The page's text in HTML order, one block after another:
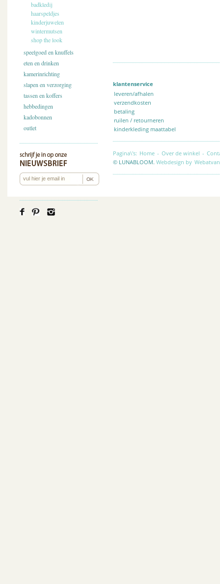
badkledij
haarspeldjes
kinderjuwelen
wintermutsen
shop the look
speelgoed en knuffels
eten en drinken
kamerinrichting
slapen en verzorging
tassen en koffers
hebbedingen
kadobonnen
outlet
klantenservice
leveren/afhalen
verzendkosten
betaling
ruilen / retourneren
kinderkleding maattabel
Pagina\'s: Home - Over de winkel -
© LUNABLOOM. Webdesign by